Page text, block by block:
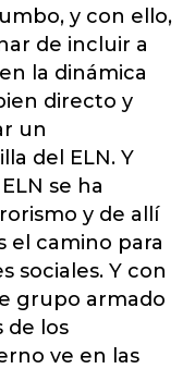
y con ello,
de incluir a
la dinámica
directo y
un
del ELN. Y
se ha
y de allí
el camino para
sociales. Y con
grupo armado
de los
ve en las